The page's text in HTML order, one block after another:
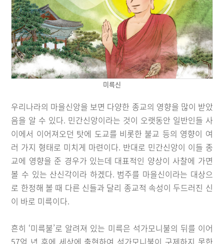
미륵신
우리나라의 마을신앙을 보면 다양한 종교의 영향을 많이 받았
음을 알 수 있다. 민간신앙이라는 것이 오랫동안 일반인들 사
이에서 이어져오던 탓에 도교를 비롯한 불교 등의 영향이 여
러 가지 형태로 미치게 마련이다. 반대로 민간신앙이 이들 종
교에 영향을 준 경우가 있는데 대표적인 양상이 사찰에 가면
볼 수 있는 산신각이라 하겠다. 범주를 마을신이라는 대상으
로 한정해 볼 때 다른 신들과 달리 종교적 속성이 두드러진 신
이 바로 미륵이다.
흔히 ‘미륵불’로 알려져 있는 미륵은 석가모니불의 뒤를 이어
57억 년 후에 세상에 출현하여 석가모니불이 구제하지 못한